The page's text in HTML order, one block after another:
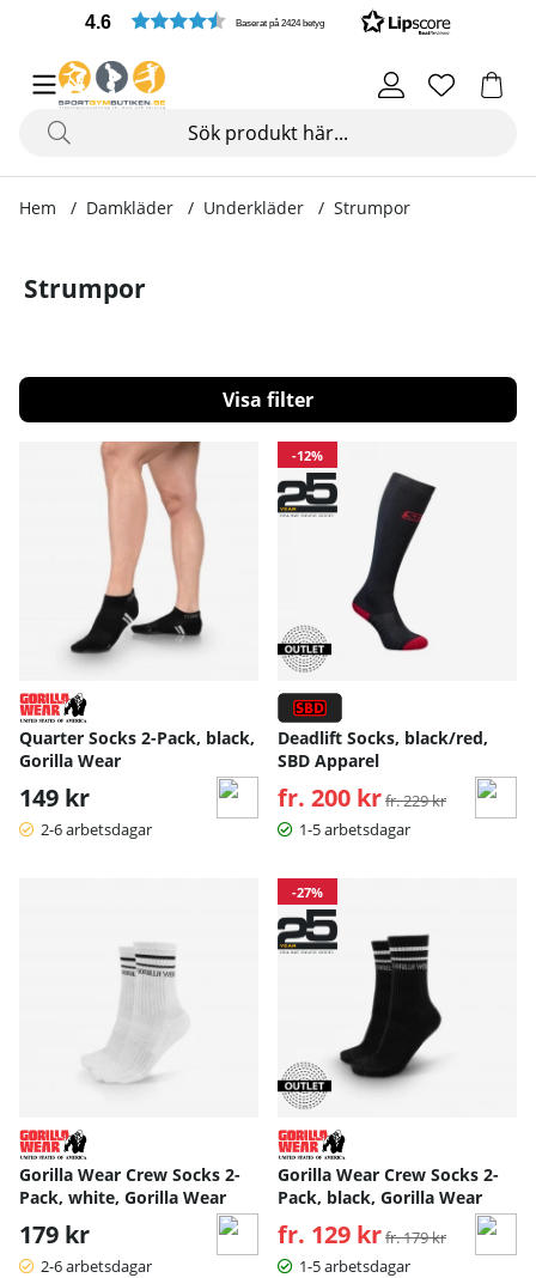
4.6 Baserat på 2424 betyg
Hem Damkläder Underkläder Strumpor
Strumpor
Filtrera
Produkter
Quarter Socks 2-Pack, black,
Gorilla Wear
149 kr
2-6 arbetsdagar
-12%
Deadlift Socks, black/red,
SBD Apparel
fr. 200 kr Ordinarie pris:
fr. 229 kr
1-5 arbetsdagar
Gorilla Wear Crew Socks 2-
Pack, white, Gorilla Wear
179 kr
2-6 arbetsdagar
-27%
Gorilla Wear Crew Socks 2-
Pack, black, Gorilla Wear
fr. 129 kr Ordinarie pris:
fr. 179 kr
1-5 arbetsdagar